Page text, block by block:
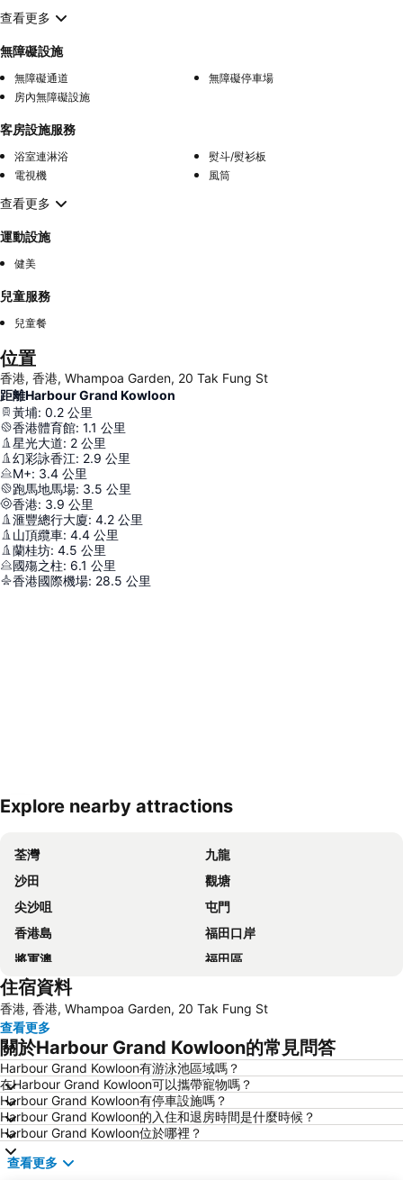
查看更多
無障礙設施
無障礙通道
無障礙停車場
房內無障礙設施
客房設施服務
浴室連淋浴
熨斗/熨衫板
電視機
風筒
查看更多
運動設施
健美
兒童服務
兒童餐
位置
香港, 香港, Whampoa Garden, 20 Tak Fung St
距離Harbour Grand Kowloon
黃埔: 0.2 公里
香港體育館: 1.1 公里
星光大道: 2 公里
幻彩詠香江: 2.9 公里
M+: 3.4 公里
跑馬地馬場: 3.5 公里
香港: 3.9 公里
滙豐總行大廈: 4.2 公里
山頂纜車: 4.4 公里
蘭桂坊: 4.5 公里
國殤之柱: 6.1 公里
香港國際機場: 28.5 公里
展開地圖
Explore nearby attractions
荃灣
九龍
沙田
觀塘
尖沙咀
屯門
香港島
福田口岸
將軍澳
福田區
Mong Kok Metro Station
南山區
東涌
元朗
紅磡
天水圍
Wan Chai Metro Station
海洋公園
深水埗區
黃金海岸
香港迪士尼樂園
新界
羅湖口岸
羅湖
住宿資料
香港, 香港, Whampoa Garden, 20 Tak Fung St
查看更多
關於Harbour Grand Kowloon的常見問答
Harbour Grand Kowloon有游泳池區域嗎？
在Harbour Grand Kowloon可以攜帶寵物嗎？
Harbour Grand Kowloon有停車設施嗎？
Harbour Grand Kowloon的入住和退房時間是什麼時候？
Harbour Grand Kowloon位於哪裡？
查看更多